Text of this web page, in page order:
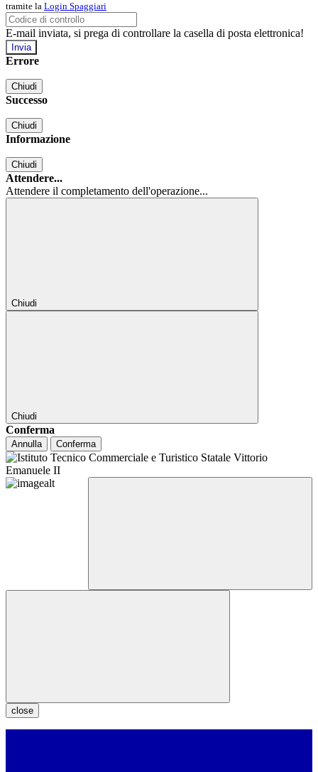
tramite la Login Spaggiari
E-mail inviata, si prega di controllare la casella di posta elettronica!
Errore
Chiudi
Successo
Chiudi
Informazione
Chiudi
Attendere...
Attendere il completamento dell'operazione...
Chiudi
Chiudi
Conferma
Annulla Conferma
close